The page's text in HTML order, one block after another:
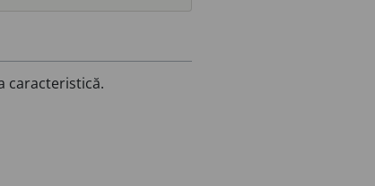
caracteristică.